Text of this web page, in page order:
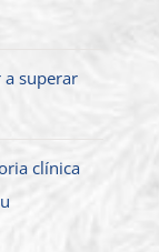
a superar
clínica